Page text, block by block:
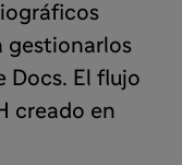
gestionarlos
Docs. El flujo
creado en